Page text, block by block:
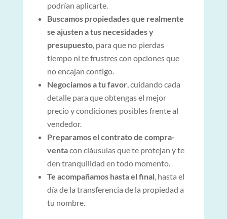
podrían aplicarte.
Buscamos propiedades que realmente
se ajusten a tus necesidades y
presupuesto, para que no pierdas
tiempo ni te frustres con opciones que
no encajan contigo.
Negociamos a tu favor, cuidando cada
detalle para que obtengas el mejor
precio y condiciones posibles frente al
vendedor.
Preparamos el contrato de compra-
ventacon cláusulas que te protejan y te
den tranquilidad en todo momento.
Te acompañamos hasta el final, hasta el
día de la transferencia de la propiedad a
tu nombre.